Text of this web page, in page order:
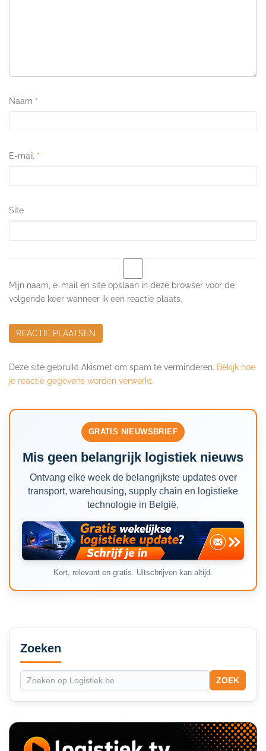
Naam *
E-mail *
Site
Mijn naam, e-mail en site opslaan in deze browser voor de
volgende keer wanneer ik een reactie plaats.
Deze site gebruikt Akismet om spam te verminderen. Bekijk hoe
je reactie gegevens worden verwerkt.
GRATIS NIEUWSBRIEF
Mis geen belangrijk logistiek nieuws
Ontvang elke week de belangrijkste updates over
transport, warehousing, supply chain en logistieke
technologie in België.
Kort, relevant en gratis. Uitschrijven kan altijd.
Secondary
Sidebar
Zoeken
ZOEK